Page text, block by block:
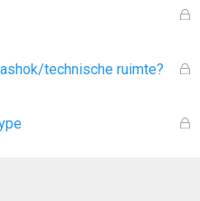
n
G
n
G
technische ruimte?
G